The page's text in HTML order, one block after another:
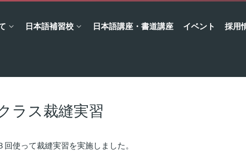
日本語補習校 日本語講座・書道講座 イベント 採用
ラス裁縫実習
回使って裁縫実習を実施しました。